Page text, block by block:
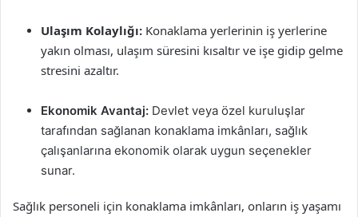
Ulaşım Kolaylığı: Konaklama yerlerinin iş yerlerine
yakın olması, ulaşım süresini kısaltır ve işe gidip gelme
stresini azaltır.
Ekonomik Avantaj: Devlet veya özel kuruluşlar
tarafından sağlanan konaklama imkânları, sağlık
çalışanlarına ekonomik olarak uygun seçenekler
sunar.
Sağlık personeli için konaklama imkânları, onların iş yaşamı